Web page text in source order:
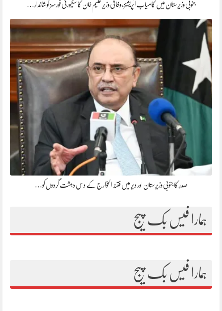
جنوبی وزیرستان میں کامیاب آپریشنز، وفاقی وزیر علیم خان کا سکیورٹی فورسز کو شاندار…
صدرِ کا جنوبی وزیرستان اور دیر میں فتنہ الخوارج کے دس دہشت گردوں کو…
ہمارا فیس بک پیج
ہمارا فیس بک پیج